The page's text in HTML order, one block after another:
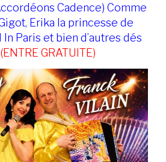
Cadence) Comme
Erika la princesse de
In Paris et bien d’autres dés
(ENTRE GRATUITE)